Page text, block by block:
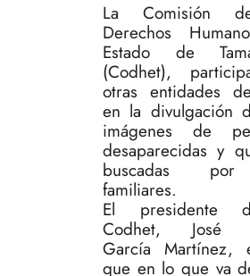
La Comisión
Derechos
Estado de
(Codhet),
otras entidades
en la divulgación
imágenes de
desaparecidas y
buscadas
familiares.
El presidente
Codhet, José
García Martínez,
que en lo que va